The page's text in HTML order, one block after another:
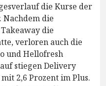
die Kurse der
Nachdem die
die
verloren auch die
und Hellofresh
stiegen Delivery
2,6 Prozent im Plus.